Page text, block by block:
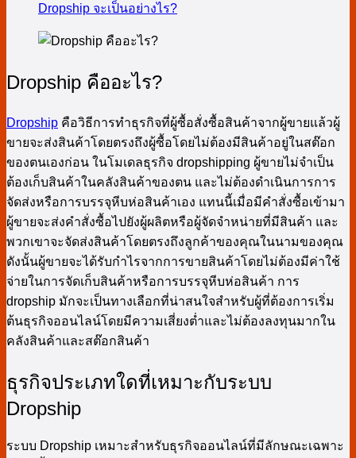
Dropship จะเป็นอย่างไร?
Dropship คืออะไร?
Dropship คือวิธีการทำธุรกิจที่ผู้ซื้อสั่งซื้อสินค้าจากผู้ขายแล้วผู้
ขายจะส่งสินค้าโดยตรงถึงผู้ซื้อโดยไม่ต้องมีสินค้าอยู่ในสต๊อก
ของตนเองก่อน ในโมเดลธุรกิจ dropshipping ผู้ขายไม่จำเป็น
ต้องเก็บสินค้าในคลังสินค้าของตน และไม่ต้องดำเนินการการ
จัดส่งหรือการบรรจุหีบห่อสินค้าเอง แทนนี้เมื่อมีคำสั่งซื้อเข้ามา
ผู้ขายจะส่งคำสั่งซื้อไปยังผู้ผลิตหรือผู้จัดจำหน่ายที่มีสินค้า และ
พวกเขาจะจัดส่งสินค้าโดยตรงถึงลูกค้าของคุณในนามของคุณ
ดังนั้นผู้ขายจะได้รับกำไรจากการขายสินค้าโดยไม่ต้องมีค่าใช้
จ่ายในการจัดเก็บสินค้าหรือการบรรจุหีบห่อสินค้า การ
dropship มักจะเป็นทางเลือกที่น่าสนใจสำหรับผู้ที่ต้องการเริ่ม
ต้นธุรกิจออนไลน์โดยมีความเสี่ยงต่ำและไม่ต้องลงทุนมากใน
คลังสินค้าและสต๊อกสินค้า
ธุรกิจประเภทใดที่เหมาะกับระบบ
Dropship
ระบบ Dropship เหมาะสำหรับธุรกิจออนไลน์ที่มีลักษณะเฉพาะ